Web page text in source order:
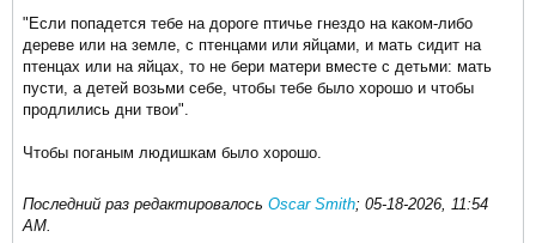
"Если попадется тебе на дороге птичье гнездо на каком-либо
дереве или на земле, с птенцами или яйцами, и мать сидит на
птенцах или на яйцах, то не бери матери вместе с детьми: мать
пусти, а детей возьми себе, чтобы тебе было хорошо и чтобы
продлились дни твои".
Чтобы поганым людишкам было хорошо.​
Последний раз редактировалось Oscar Smith; 05-18-2026, 11:54
AM